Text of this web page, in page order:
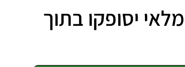
יסופקו בתוך